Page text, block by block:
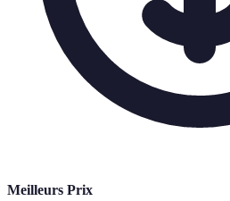
Meilleurs Prix